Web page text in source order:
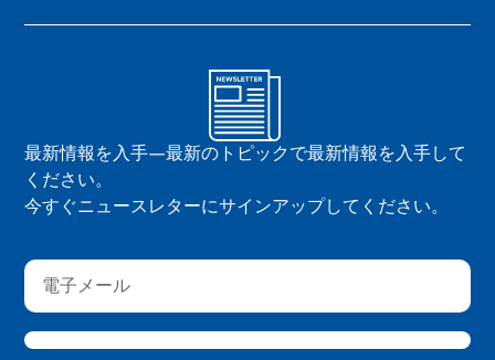
最新情報を入手—最新のトピックで最新情報を入手して
ください。
今すぐニュースレターにサインアップしてください。